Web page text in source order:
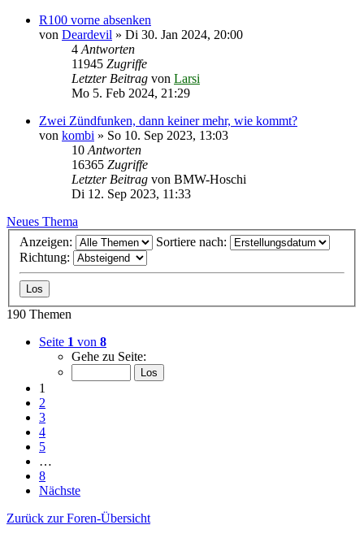
R100 vorne absenken
von Deardevil » Di 30. Jan 2024, 20:00
4 Antworten
11945 Zugriffe
Letzter Beitrag von Larsi
Mo 5. Feb 2024, 21:29
Zwei Zündfunken, dann keiner mehr, wie kommt?
von kombi » So 10. Sep 2023, 13:03
10 Antworten
16365 Zugriffe
Letzter Beitrag von BMW-Hoschi
Di 12. Sep 2023, 11:33
Neues Thema
Anzeigen:
Sortiere nach:
Richtung:
190 Themen
Seite 1 von 8
Gehe zu Seite:
1
2
3
4
5
…
8
Nächste
Zurück zur Foren-Übersicht